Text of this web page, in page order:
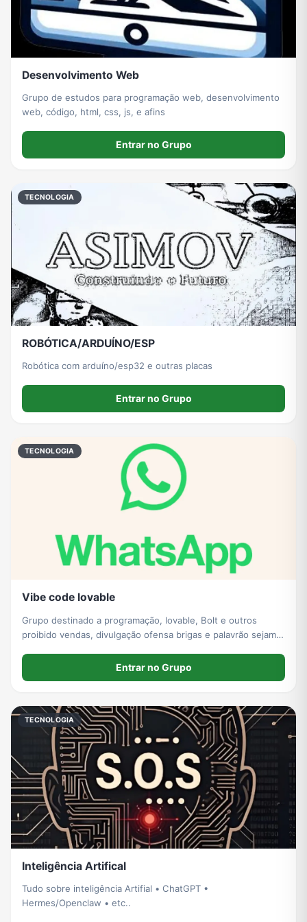
Desenvolvimento Web
Grupo de estudos para programação web, desenvolvimento
web, código, html, css, js, e afins
Entrar no Grupo
TECNOLOGIA
ROBÓTICA/ARDUÍNO/ESP
Robótica com arduíno/esp32 e outras placas
Entrar no Grupo
TECNOLOGIA
Vibe code lovable
Grupo destinado a programação, lovable, Bolt e outros
proibido vendas, divulgação ofensa brigas e palavrão sejam
Entrar no Grupo
TECNOLOGIA
Inteligência Artifical
Tudo sobre inteligência Artifial • ChatGPT •
Hermes/Openclaw • etc..